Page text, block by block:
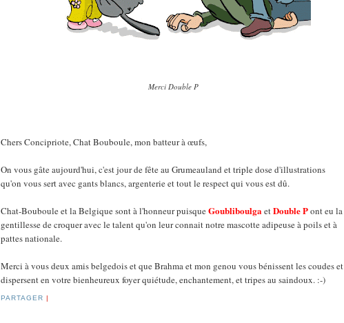
Merci Double P
Chers Concipriote, Chat Bouboule, mon batteur à œufs,
On vous gâte aujourd'hui, c'est jour de fête au Grumeauland et triple dose d'illustrations
qu'on vous sert avec gants blancs, argenterie et tout le respect qui vous est dû.
Chat-Bouboule et la Belgique sont à l'honneur puisqueGoubliboulgaetDouble Pont eu la
gentillesse de croquer avec le talent qu'on leur connait notre mascotte adipeuse à poils et à
pattes nationale.
Merci à vous deux amis belgedois et que Brahma et mon genou vous bénissent les coudes et
dispersent en votre bienheureux foyer quiétude, enchantement, et tripes au saindoux. :-)
PARTAGER |